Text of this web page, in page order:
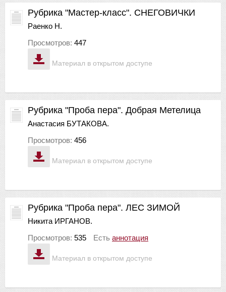
Материал в открытом доступе
Рубрика "Мастер-класс". СНЕГОВИЧКИ
Раенко Н.
Просмотров: 447
Материал в открытом доступе
Рубрика "Проба пера". Добрая Метелица
Анастасия БУТАКОВА.
Просмотров: 456
Материал в открытом доступе
Рубрика "Проба пера". ЛЕС ЗИМОЙ
Никита ИРГАНОВ.
Просмотров: 535 Есть аннотация